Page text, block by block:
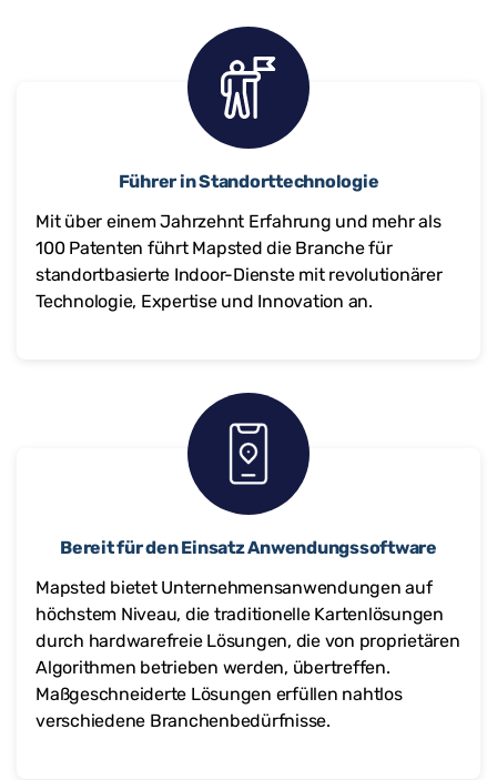
Führer in Standorttechnologie
Mit über einem Jahrzehnt Erfahrung und mehr als
100 Patenten führt Mapsted die Branche für
standortbasierte Indoor-Dienste mit revolutionärer
Technologie, Expertise und Innovation an.
Bereit für den Einsatz Anwendungssoftware
Mapsted bietet Unternehmensanwendungen auf
höchstem Niveau, die traditionelle Kartenlösungen
durch hardwarefreie Lösungen, die von proprietären
Algorithmen betrieben werden, übertreffen.
Maßgeschneiderte Lösungen erfüllen nahtlos
verschiedene Branchenbedürfnisse.